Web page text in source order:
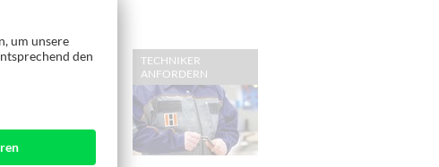
Zustand und den
die Kosten
TECHNIKER
ANFORDERN